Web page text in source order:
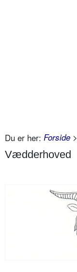
Du er her: Forside >
Vædderhoved